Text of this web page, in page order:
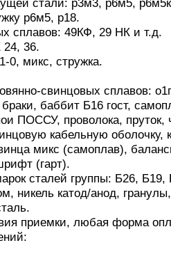
р6м5, р18.
сплавов: 49КФ, 29 НК и т.д.
36.
0, микс, стружка.
свинцовых сплавов:
браки, баббит Б16 гост,
ПОССУ, проволока,
кабельную оболочку,
микс (самоплав),
(гарт).
сталей группы: Б26,
никель катод/анод,
приемки, любая форма